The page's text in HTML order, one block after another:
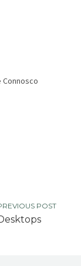
Connosco
POST